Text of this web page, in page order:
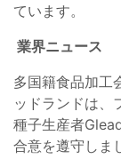
ています。
業界ニュース
多国籍食品加工
ッドランドは、
種子生産者
合意を遵守しま